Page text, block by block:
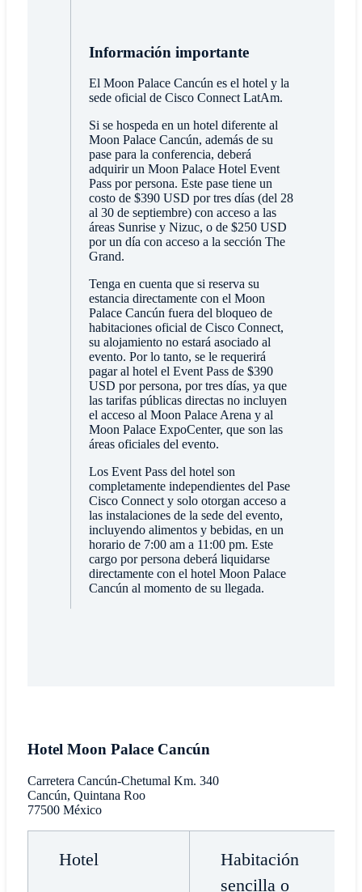
Información importante
El Moon Palace Cancún es el hotel y la
sede oficial de Cisco Connect LatAm.
Si se hospeda en un hotel diferente al
Moon Palace Cancún, además de su
pase para la conferencia, deberá
adquirir un Moon Palace Hotel Event
Pass por persona. Este pase tiene un
costo de $390 USD por tres días (del 28
al 30 de septiembre) con acceso a las
áreas Sunrise y Nizuc, o de $250 USD
por un día con acceso a la sección The
Grand.
Tenga en cuenta que si reserva su
estancia directamente con el Moon
Palace Cancún fuera del bloqueo de
habitaciones oficial de Cisco Connect,
su alojamiento no estará asociado al
evento. Por lo tanto, se le requerirá
pagar al hotel el Event Pass de $390
USD por persona, por tres días, ya que
las tarifas públicas directas no incluyen
el acceso al Moon Palace Arena y al
Moon Palace ExpoCenter, que son las
áreas oficiales del evento.
Los Event Pass del hotel son
completamente independientes del Pase
Cisco Connect y solo otorgan acceso a
las instalaciones de la sede del evento,
incluyendo alimentos y bebidas, en un
horario de 7:00 am a 11:00 pm. Este
cargo por persona deberá liquidarse
directamente con el hotel Moon Palace
Cancún al momento de su llegada.
Hotel Moon Palace Cancún
Carretera Cancún-Chetumal Km. 340
Cancún, Quintana Roo
77500 México
Hotel
Habitación
sencilla o